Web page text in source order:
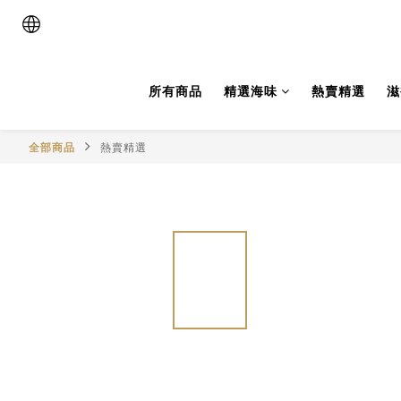
所有商品 精選海味 熱賣精選
全部商品 熱賣精選